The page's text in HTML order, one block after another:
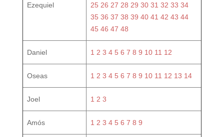
Ezequiel
25 26 27 28 29 30 31 32 33 34
35 36 37 38 39 40 41 42 43 44
45 46 47 48
Daniel 1 2 3 4 5 6 7 8 9 10 11 12
Oseas 1 2 3 4 5 6 7 8 9 10 11 12 13 14
Joel 1 2 3
Amós 1 2 3 4 5 6 7 8 9